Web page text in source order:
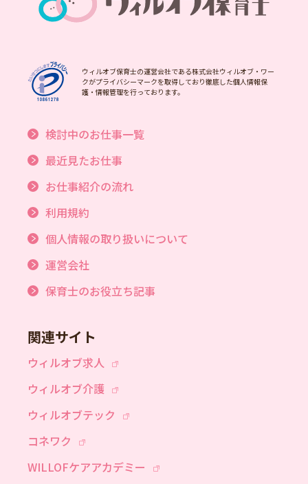
ウィルオブ保育士の運営会社である株式会社ウィルオブ・ワー
クがプライバシーマークを取得しており徹底した個人情報保
護・情報管理を行っております。
検討中のお仕事一覧
最近見たお仕事
お仕事紹介の流れ
利用規約
個人情報の取り扱いについて
運営会社
保育士のお役立ち記事
関連サイト
ウィルオブ求人
ウィルオブ介護
ウィルオブテック
コネワク
WILLOFケアアカデミー